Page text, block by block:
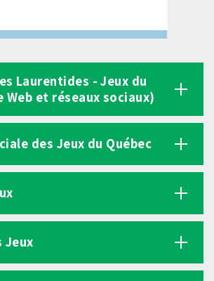
Laurentides - Jeux du
Web et réseaux sociaux)
des Jeux du Québec
Jeux